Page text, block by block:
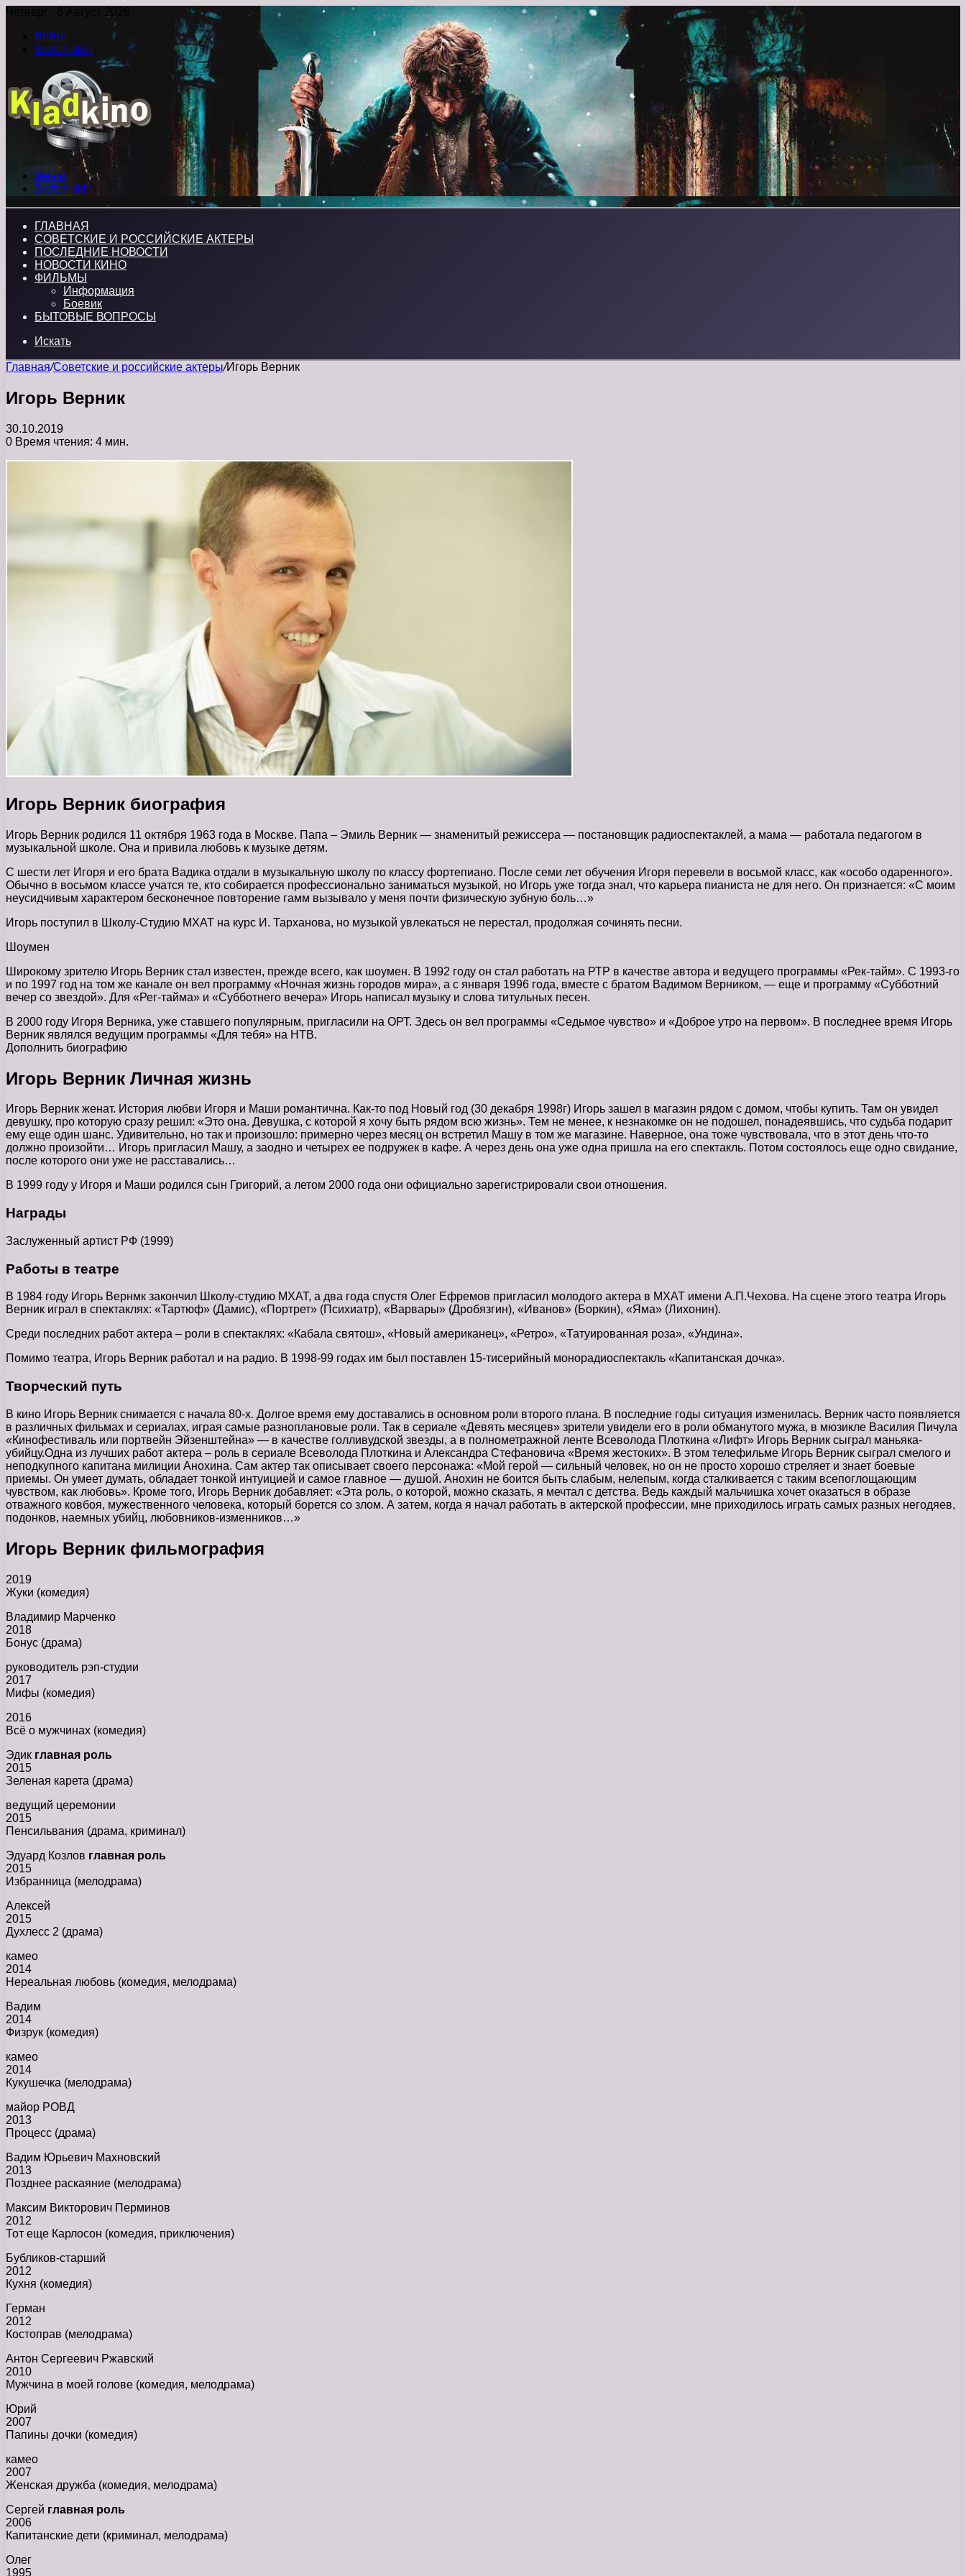
Четверг , 6 Август 2026
Войти
Switch skin
Меню
Switch skin
ГЛАВНАЯ
СОВЕТСКИЕ И РОССИЙСКИЕ АКТЕРЫ
ПОСЛЕДНИЕ НОВОСТИ
НОВОСТИ КИНО
ФИЛЬМЫ
Информация
Боевик
БЫТОВЫЕ ВОПРОСЫ
Искать
Главная/Советские и российские актеры/Игорь Верник
Игорь Верник
30.10.2019
0 Время чтения: 4 мин.
Игорь Верник биография
Игорь Верник родился 11 октября 1963 года в Москве. Папа – Эмиль Верник — знаменитый режиссера — постановщик радиоспектаклей, а мама — работала педагогом в
музыкальной школе. Она и привила любовь к музыке детям.
С шести лет Игоря и его брата Вадика отдали в музыкальную школу по классу фортепиано. После семи лет обучения Игоря перевели в восьмой класс, как «особо одаренного».
Обычно в восьмом классе учатся те, кто собирается профессионально заниматься музыкой, но Игорь уже тогда знал, что карьера пианиста не для него. Он признается: «С моим
неусидчивым характером бесконечное повторение гамм вызывало у меня почти физическую зубную боль…»
Игорь поступил в Школу-Студию МХАТ на курс И. Тарханова, но музыкой увлекаться не перестал, продолжая сочинять песни.
Шоумен
Широкому зрителю Игорь Верник стал известен, прежде всего, как шоумен. В 1992 году он стал работать на РТР в качестве автора и ведущего программы «Рек-тайм». С 1993-го
и по 1997 год на том же канале он вел программу «Ночная жизнь городов мира», а с января 1996 года, вместе c братом Вадимом Верником, — еще и программу «Субботний
вечер со звездой». Для «Рег-тайма» и «Субботнего вечера» Игорь написал музыку и слова титульных песен.
В 2000 году Игоря Верника, уже ставшего популярным, пригласили на ОРТ. Здесь он вел программы «Седьмое чувство» и «Доброе утро на первом». В последнее время Игорь
Верник являлся ведущим программы «Для тебя» на НТВ.
Дополнить биографию
Игорь Верник Личная жизнь
Игорь Верник женат. История любви Игоря и Маши романтична. Как-то под Новый год (30 декабря 1998г) Игорь зашел в магазин рядом с домом, чтобы купить. Там он увидел
девушку, про которую сразу решил: «Это она. Девушка, с которой я хочу быть рядом всю жизнь». Тем не менее, к незнакомке он не подошел, понадеявшись, что судьба подарит
ему еще один шанс. Удивительно, но так и произошло: примерно через месяц он встретил Машу в том же магазине. Наверное, она тоже чувствовала, что в этот день что-то
должно произойти… Игорь пригласил Машу, а заодно и четырех ее подружек в кафе. А через день она уже одна пришла на его спектакль. Потом состоялось еще одно свидание,
после которого они уже не расставались…
В 1999 году у Игоря и Маши родился сын Григорий, а летом 2000 года они официально зарегистрировали свои отношения.
Награды
Заслуженный артист РФ (1999)
Работы в театре
В 1984 году Игорь Вернмк закончил Школу-студию МХАТ, а два года спустя Олег Ефремов пригласил молодого актера в МХАТ имени А.П.Чехова. На сцене этого театра Игорь
Верник играл в спектаклях: «Тартюф» (Дамис), «Портрет» (Психиатр), «Варвары» (Дробязгин), «Иванов» (Боркин), «Яма» (Лихонин).
Среди последних работ актера – роли в спектаклях: «Кабала святош», «Новый американец», «Ретро», «Татуированная роза», «Ундина».
Помимо театра, Игорь Верник работал и на радио. В 1998-99 годах им был поставлен 15-тисерийный монорадиоспектакль «Капитанская дочка».
Творческий путь
В кино Игорь Верник снимается с начала 80-х. Долгое время ему доставались в основном роли второго плана. В последние годы ситуация изменилась. Верник часто появляется
в различных фильмах и сериалах, играя самые разноплановые роли. Так в сериале «Девять месяцев» зрители увидели его в роли обманутого мужа, в мюзикле Василия Пичула
«Кинофестиваль или портвейн Эйзенштейна» — в качестве голливудской звезды, а в полнометражной ленте Всеволода Плоткина «Лифт» Игорь Верник сыграл маньяка-
убийцу.Одна из лучших работ актера – роль в сериале Всеволода Плоткина и Александра Стефановича «Время жестоких». В этом телефильме Игорь Верник сыграл смелого и
неподкупного капитана милиции Анохина. Сам актер так описывает своего персонажа: «Мой герой — сильный человек, но он не просто хорошо стреляет и знает боевые
приемы. Он умеет думать, обладает тонкой интуицией и самое главное — душой. Анохин не боится быть слабым, нелепым, когда сталкивается с таким всепоглощающим
чувством, как любовь». Кроме того, Игорь Верник добавляет: «Эта роль, о которой, можно сказать, я мечтал с детства. Ведь каждый мальчишка хочет оказаться в образе
отважного ковбоя, мужественного человека, который борется со злом. А затем, когда я начал работать в актерской профессии, мне приходилось играть самых разных негодяев,
подонков, наемных убийц, любовников-изменников…»
Игорь Верник фильмография
2019
Жуки (комедия)
Владимир Марченко
2018
Бонус (драма)
руководитель рэп-студии
2017
Мифы (комедия)
2016
Всё о мужчинах (комедия)
Эдик главная роль
2015
Зеленая карета (драма)
ведущий церемонии
2015
Пенсильвания (драма, криминал)
Эдуард Козлов главная роль
2015
Избранница (мелодрама)
Алексей
2015
Духлесс 2 (драма)
камео
2014
Нереальная любовь (комедия, мелодрама)
Вадим
2014
Физрук (комедия)
камео
2014
Кукушечка (мелодрама)
майор РОВД
2013
Процесс (драма)
Вадим Юрьевич Махновский
2013
Позднее раскаяние (мелодрама)
Максим Викторович Перминов
2012
Тот еще Карлосон (комедия, приключения)
Бубликов-старший
2012
Кухня (комедия)
Герман
2012
Костоправ (мелодрама)
Антон Сергеевич Ржавский
2010
Мужчина в моей голове (комедия, мелодрама)
Юрий
2007
Папины дочки (комедия)
камео
2007
Женская дружба (комедия, мелодрама)
Сергей главная роль
2006
Капитанские дети (криминал, мелодрама)
Олег
1995